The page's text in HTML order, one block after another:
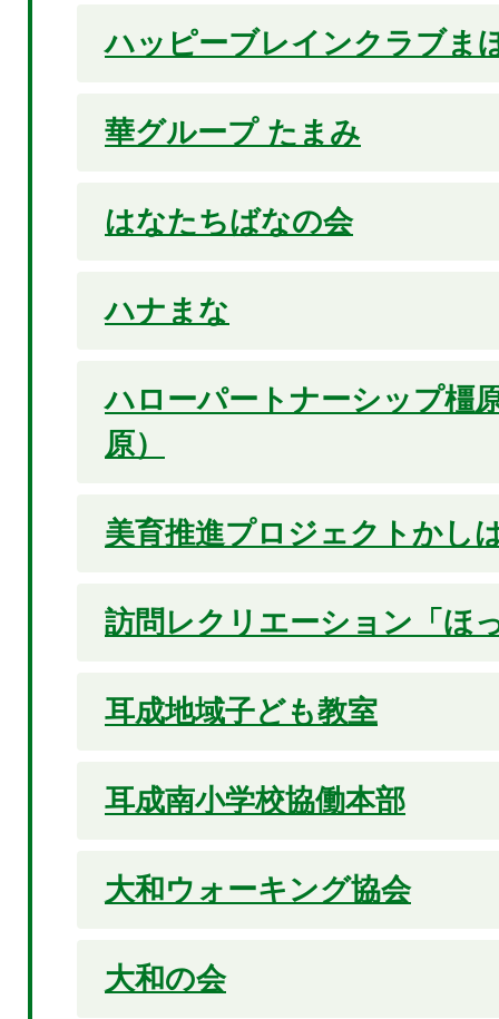
ハッピーブレインクラブま
華グループ たまみ
はなたちばなの会
ハナまな
ハローパートナーシップ橿
原）
美育推進プロジェクトかし
訪問レクリエーション「ほ
耳成地域子ども教室
耳成南小学校協働本部
大和ウォーキング協会
大和の会